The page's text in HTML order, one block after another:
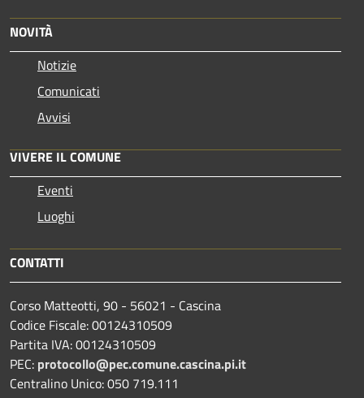
NOVITÀ
Notizie
Comunicati
Avvisi
VIVERE IL COMUNE
Eventi
Luoghi
CONTATTI
Corso Matteotti, 90 - 56021 - Cascina
Codice Fiscale: 00124310509
Partita IVA: 00124310509
PEC: protocollo@pec.comune.cascina.pi.it
Centralino Unico: 050 719.111